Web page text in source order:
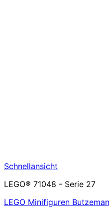
Schnellansicht
LEGO® 71048 - Serie 27
LEGO Minifiguren